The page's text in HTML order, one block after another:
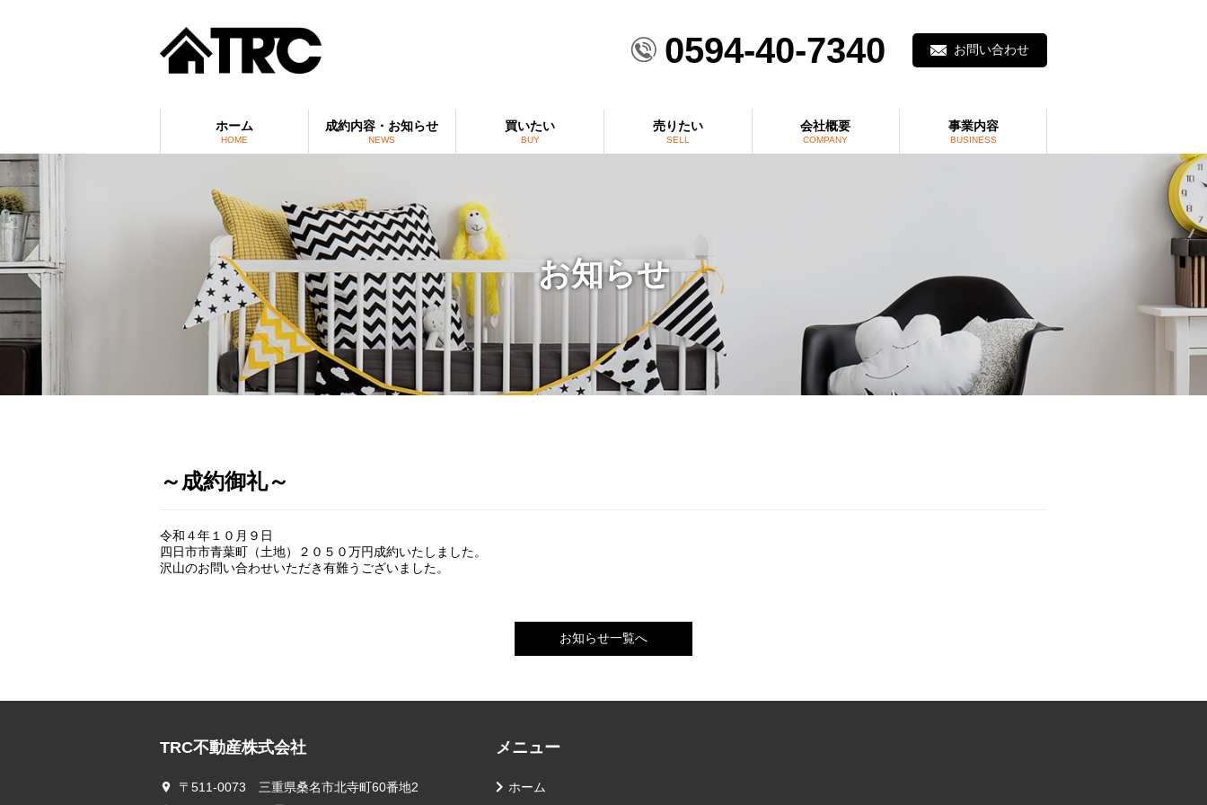
0594-40-7340 お問い合わせ
ホーム
HOME
成約内容・お知らせ
NEWS
買いたい
BUY
売りたい
SELL
会社概要
COMPANY
事業内容
BUSINESS
お知らせ
～成約御礼～
令和４年１０月９日
四日市市青葉町（土地）２０５０万円成約いたしました。
沢山のお問い合わせいただき有難うございました。
お知らせ一覧へ
TRC不動産株式会社
〒511-0073 三重県桑名市北寺町60番地2
メニュー
ホーム